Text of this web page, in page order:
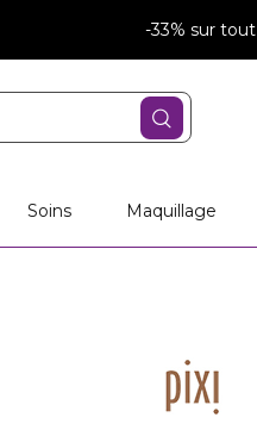
-33% sur tout
Soins Maquillage